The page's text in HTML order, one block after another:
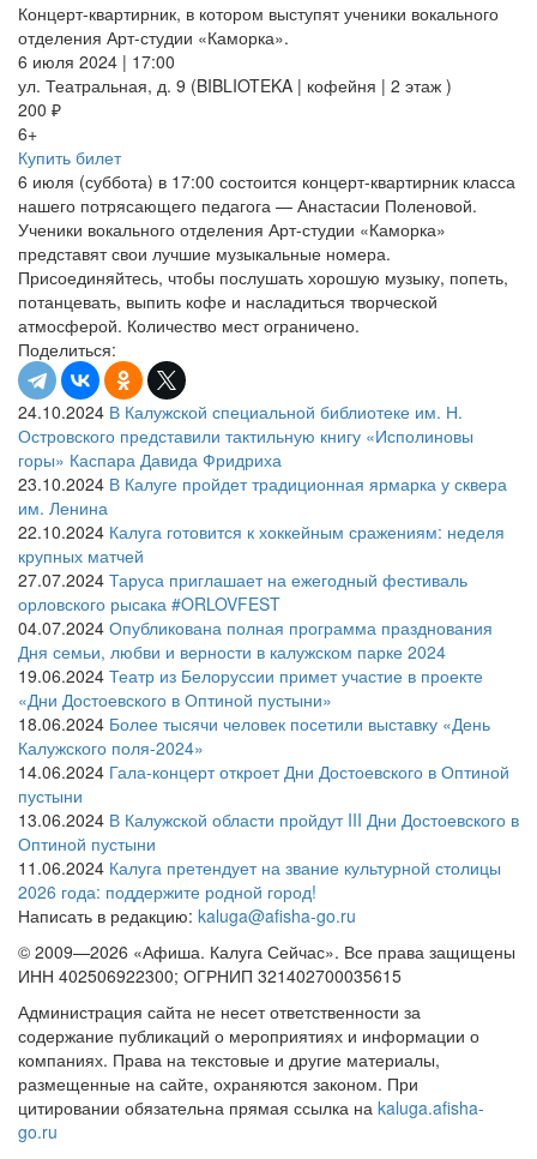
Концерт-квартирник, в котором выступят ученики вокального
отделения Арт-студии «Каморка».
6 июля 2024 | 17:00
ул. Театральная, д. 9 (BIBLIOTEKA | кофейня | 2 этаж )
200 ₽
6+
Купить билет
6 июля (суббота) в 17:00 состоится концерт-квартирник класса
нашего потрясающего педагога — Анастасии Поленовой.
Ученики вокального отделения Арт-студии «Каморка»
представят свои лучшие музыкальные номера.
Присоединяйтесь, чтобы послушать хорошую музыку, попеть,
потанцевать, выпить кофе и насладиться творческой
атмосферой. Количество мест ограничено.
Поделиться:
24.10.2024 В Калужской специальной библиотеке им. Н.
Островского представили тактильную книгу «Исполиновы
горы» Каспара Давида Фридриха
23.10.2024 В Калуге пройдет традиционная ярмарка у сквера
им. Ленина
22.10.2024 Калуга готовится к хоккейным сражениям: неделя
крупных матчей
27.07.2024 Таруса приглашает на ежегодный фестиваль
орловского рысака #ORLOVFEST
04.07.2024 Опубликована полная программа празднования
Дня семьи, любви и верности в калужском парке 2024
19.06.2024 Театр из Белоруссии примет участие в проекте
«Дни Достоевского в Оптиной пустыни»
18.06.2024 Более тысячи человек посетили выставку «День
Калужского поля-2024»
14.06.2024 Гала-концерт откроет Дни Достоевского в Оптиной
пустыни
13.06.2024 В Калужской области пройдут III Дни Достоевского в
Оптиной пустыни
11.06.2024 Калуга претендует на звание культурной столицы
2026 года: поддержите родной город!
Написать в редакцию: kaluga@afisha-go.ru
© 2009—2026 «Афиша. Калуга Сейчас». Все права защищены
ИНН 402506922300; ОГРНИП 321402700035615
Администрация сайта не несет ответственности за
содержание публикаций о мероприятиях и информации о
компаниях. Права на текстовые и другие материалы,
размещенные на сайте, охраняются законом. При
цитировании обязательна прямая ссылка на kaluga.afisha-
go.ru